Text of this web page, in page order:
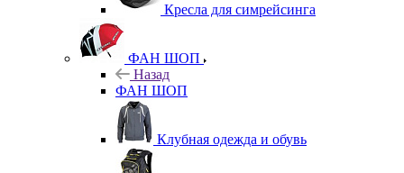
Кресла для симрейсинга
ФАН ШОП
Назад
ФАН ШОП
Клубная одежда и обувь